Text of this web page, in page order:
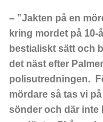
– ”Jakten på en
kring mordet på 10-
bestialiskt sätt och
det näst efter
polisutredningen.
mördare så tas vi
sönder och där inte